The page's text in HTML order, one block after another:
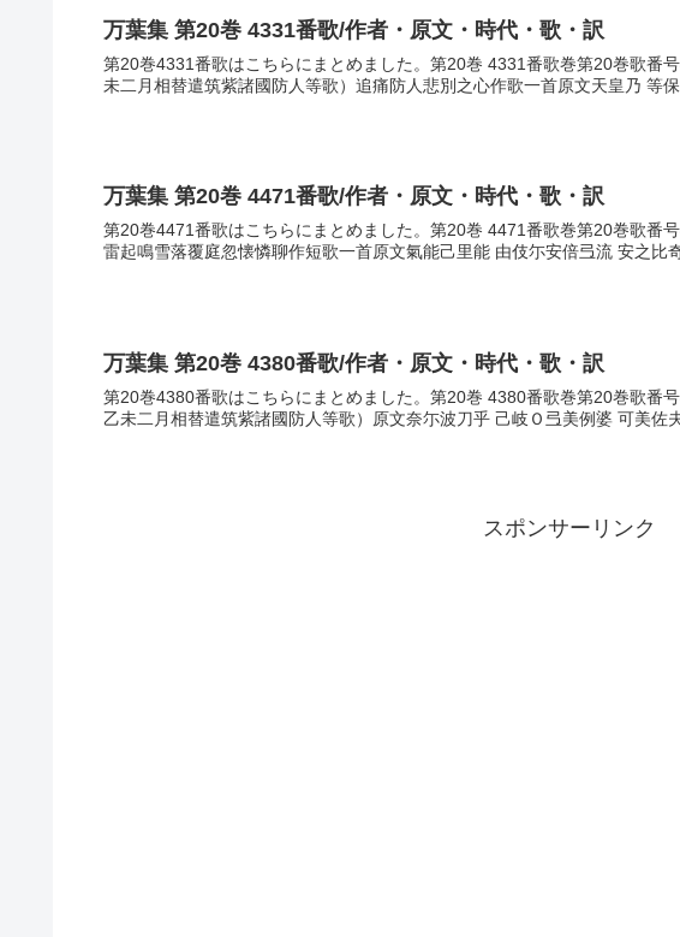
万葉集 第20巻 4331番歌/作者・原文・時代・歌・訳
第20巻4331番歌はこちらにまとめました。第20巻 4331番歌巻第20巻歌番
未二月相替遣筑紫諸國防人等歌）追痛防人悲別之心作歌一首原文天皇乃 等
万葉集 第20巻 4471番歌/作者・原文・時代・歌・訳
第20巻4471番歌はこちらにまとめました。第20巻 4471番歌巻第20巻歌番
雷起鳴雪落覆庭忽懐憐聊作短歌一首原文氣能己里能 由伎尓安倍弖流 安之比
万葉集 第20巻 4380番歌/作者・原文・時代・歌・訳
第20巻4380番歌はこちらにまとめました。第20巻 4380番歌巻第20巻歌番
乙未二月相替遣筑紫諸國防人等歌）原文奈尓波刀乎 己岐Ｏ弖美例婆 可美佐
スポンサーリンク